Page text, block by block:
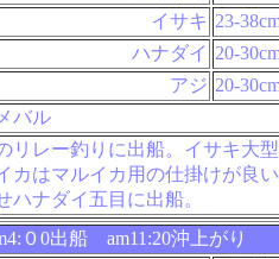
イサキ 23-
ハナダイ 20-
アジ 20-
バル
リレー釣りに出船。イサキ大
カはマルイカ用の仕掛けが良
ハナダイ五目に出船。
０0出船 am11:20沖上がり